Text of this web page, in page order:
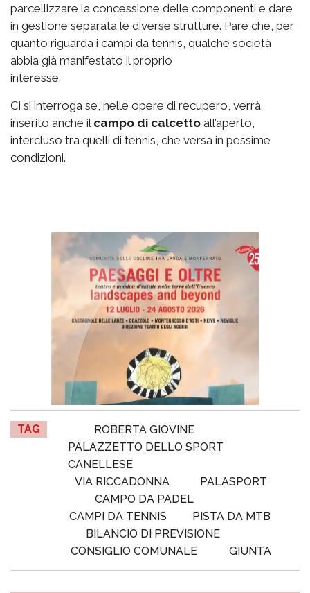
parcellizzare la concessione delle componenti e dare
in gestione separata le diverse strutture. Pare che, per
quanto riguarda i campi da tennis, qualche società
abbia già manifestato il proprio
interesse.
Ci si interroga se, nelle opere di recupero, verrà
inserito anche il campo di calcetto all’aperto,
intercluso tra quelli di tennis, che versa in pessime
condizioni.
TAG
ROBERTA GIOVINE
PALAZZETTO DELLO SPORT
CANELLESE
VIA RICCADONNA
PALASPORT
CAMPO DA PADEL
CAMPI DA TENNIS
PISTA DA MTB
BILANCIO DI PREVISIONE
CONSIGLIO COMUNALE
GIUNTA